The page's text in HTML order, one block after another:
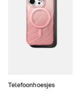
Telefoonhoesjes